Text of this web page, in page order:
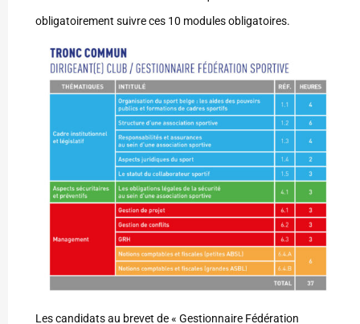
obligatoirement suivre ces 10 modules obligatoires.
Les candidats au brevet de « Gestionnaire Fédération